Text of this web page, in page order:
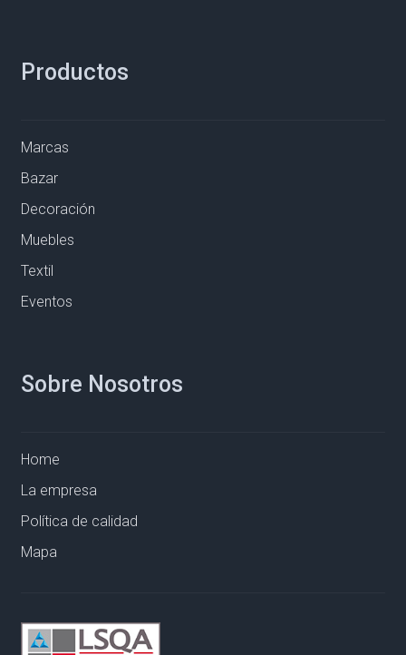
Productos
Marcas
Bazar
Decoración
Muebles
Textil
Eventos
Sobre Nosotros
Home
La empresa
Política de calidad
Mapa